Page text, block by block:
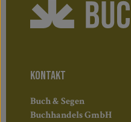
KONTAKT
Buch & Segen
Buchhandels GmbH